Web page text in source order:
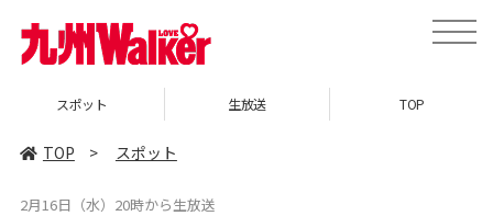
toggle
スポット 生放送 TOP
TOP > スポット
2月16日（水）20時から生放送